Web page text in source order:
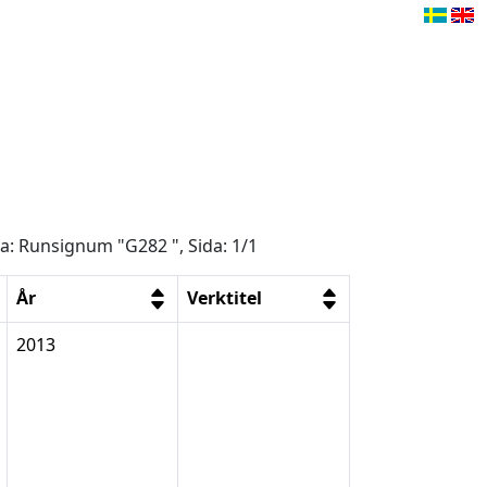
Runsignum "G282 ", Sida: 1/1
År
Verktitel
2013